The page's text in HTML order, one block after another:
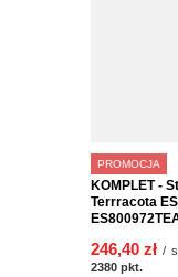
PROMOCJA
KOMPLET -
Terrracota
246,40 zł /
2380 pkt.